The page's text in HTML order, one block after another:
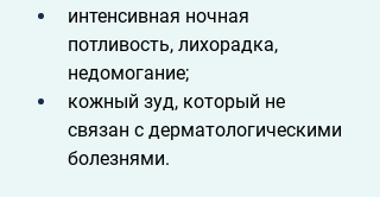
интенсивная ночная
потливость, лихорадка,
недомогание;
кожный зуд, который не
связан с дерматологическими
болезнями.